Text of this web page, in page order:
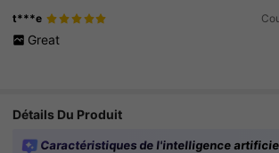
t***e
Great
Détails Du Produit
Caractéristiques de l'intelligence